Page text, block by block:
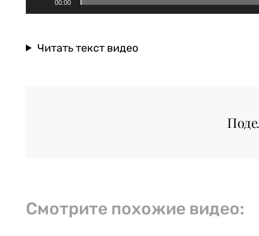
00:00
Читать текст видео
Смотрите похожие видео: